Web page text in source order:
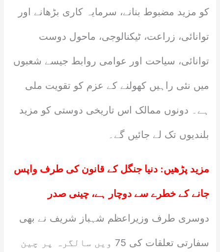
کو مزید مضبوط بنانے، سرمایہ کاری بڑھانے اور
توانائی، زراعت، ٹیکنالوجی، ماحول دوست
توانائی، سیاحت اور عوامی روابط جیسے شعبوں
میں نئی راہیں کھولنے کے عزم کو تقویت ملی
ہے۔ دونوں ممالک اس تاریخی دوستی کو مزید
بلندیوں تک لے جائیں گے۔
مزید پڑھیں: دنیا جنگل کے قانون کی طرف واپس
جانے کے خطرے سے دوچار ہے، چینی صدر
دوسری طرف وزیراعظم شہباز شریف نے بھی
سفارتی تعلقات کی 75 ویں سالگرہ پر چین